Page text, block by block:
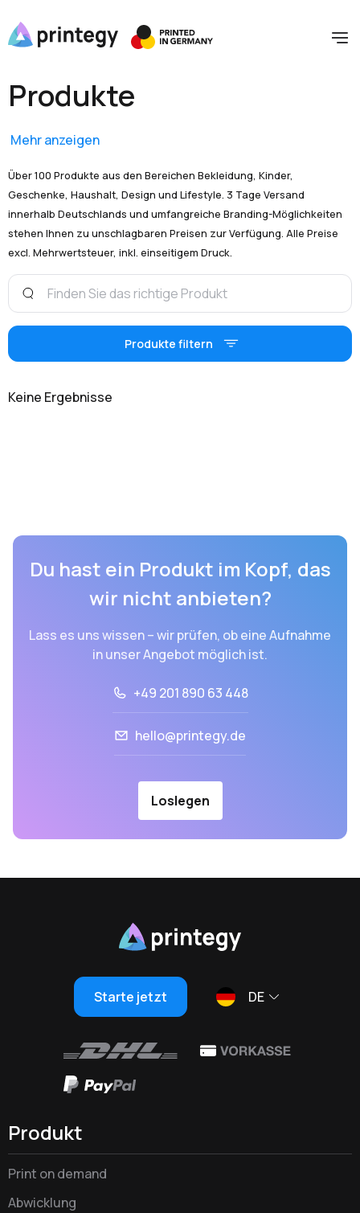
Produkte
Mehr anzeigen
Über 100 Produkte aus den Bereichen Bekleidung, Kinder,
Geschenke, Haushalt, Design und Lifestyle. 3 Tage Versand
innerhalb Deutschlands und umfangreiche Branding-Möglichkeiten
stehen Ihnen zu unschlagbaren Preisen zur Verfügung. Alle Preise
excl. Mehrwertsteuer, inkl. einseitigem Druck.
Produkte filtern
Keine Ergebnisse
Du hast ein Produkt im Kopf, das
wir nicht anbieten?
Lass es uns wissen – wir prüfen, ob eine Aufnahme
in unser Angebot möglich ist.
+49 201 890 63 448
hello@printegy.de
Loslegen
Starte jetzt DE
Produkt
Print on demand
Abwicklung